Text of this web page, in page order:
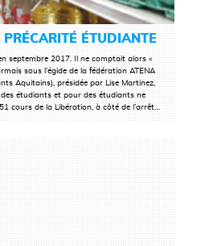
PRÉCARITÉ ÉTUDIANTE
septembre 2017. Il ne comptait alors «
sous l’égide de la fédération ATENA
Aquitains), présidée par Lise Martinez,
étudiants et pour des étudiants ne
cours de la Libération, à côté de l’arrêt…
LA SUITE